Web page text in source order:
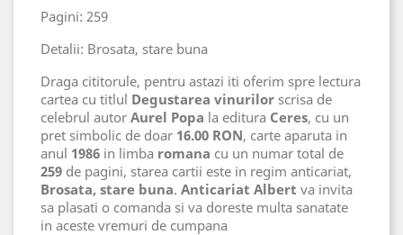
Pagini: 259
Detalii: Brosata, stare buna
Draga cititorule, pentru astazi iti oferim spre lectura
cartea cu titlul Degustarea vinurilor scrisa de
celebrul autor Aurel Popa la editura Ceres, cu un
pret simbolic de doar 16.00 RON, carte aparuta in
anul 1986 in limba romana cu un numar total de
259 de pagini, starea cartii este in regim anticariat,
Brosata, stare buna. Anticariat Albert va invita
sa plasati o comanda si va doreste multa sanatate
in aceste vremuri de cumpana